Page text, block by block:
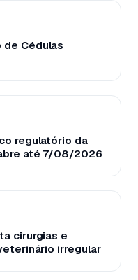
de Cédulas
regulatório da
até 7/08/2026
cirurgias e
irregular